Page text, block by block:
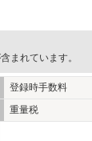
まれています。
登録時手数料
重量税